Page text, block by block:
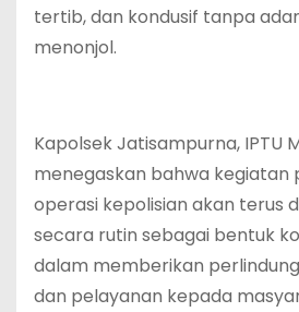
tertib, dan kondusif tanpa
menonjol.
Kapolsek Jatisampurna, IPTU
menegaskan bahwa kegiatan
operasi kepolisian akan terus
secara rutin sebagai bentuk
dalam memberikan
dan pelayanan kepada